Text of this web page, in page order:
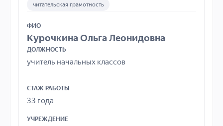
ФИО
Курочкина Ольга Леонидовна
ДОЛЖНОСТЬ
учитель начальных классов
СТАЖ РАБОТЫ
33 года
УЧРЕЖДЕНИЕ
читательская грамотность